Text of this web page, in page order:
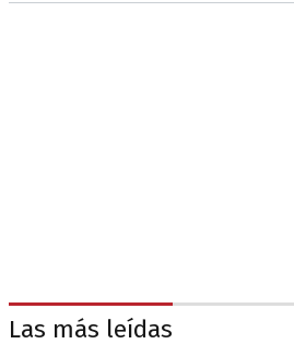
Las más leídas